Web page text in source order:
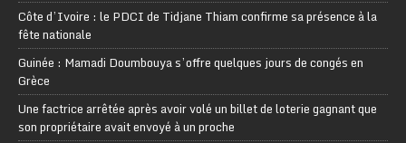
Côte d’Ivoire : le PDCI de Tidjane Thiam confirme sa présence à la
fête nationale
Guinée : Mamadi Doumbouya s’offre quelques jours de congés en
Grèce
Une factrice arrêtée après avoir volé un billet de loterie gagnant que
son propriétaire avait envoyé à un proche